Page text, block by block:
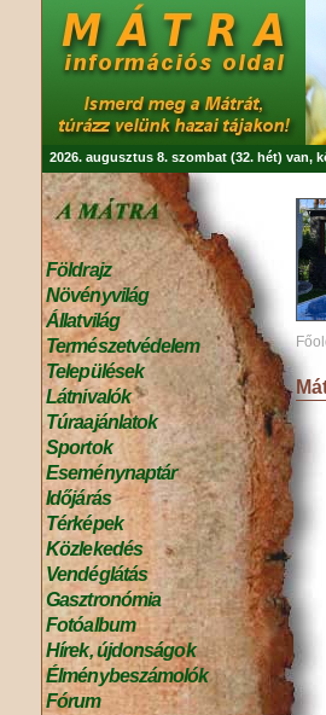
2026. augusztus 8. szombat (32. hét) van,
Földrajz
Növényvilág
Állatvilág
Természetvédelem
Települések
Látnivalók
Túraajánlatok
Sportok
Eseménynaptár
Időjárás
Térképek
Közlekedés
Vendéglátás
Gasztronómia
Fotóalbum
Hírek, újdonságok
Élménybeszámolók
Fórum